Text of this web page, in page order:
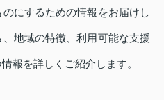
にするための情報をお届けし
地域の特徴、利用可能な支援
報を詳しくご紹介します。